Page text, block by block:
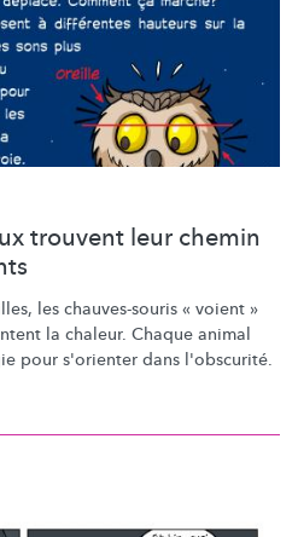
trouvent leur chemin
les chauves-souris « voient »
la chaleur. Chaque animal
pour s'orienter dans l'obscurité.